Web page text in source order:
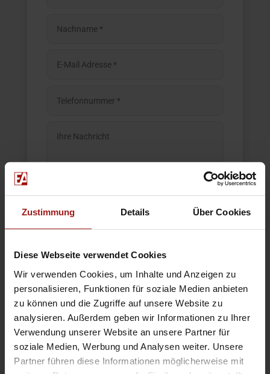
Zustimmung Details Über Cookies
Diese Webseite verwendet Cookies
Wir verwenden Cookies, um Inhalte und Anzeigen zu
personalisieren, Funktionen für soziale Medien anbieten
zu können und die Zugriffe auf unsere Website zu
analysieren. Außerdem geben wir Informationen zu Ihrer
Verwendung unserer Website an unsere Partner für
soziale Medien, Werbung und Analysen weiter. Unsere
Partner führen diese Informationen möglicherweise mit
11 + 1=
Unverbindlich
anfragen